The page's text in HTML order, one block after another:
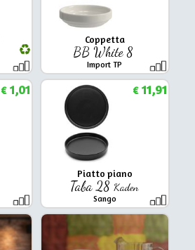
Coppetta
BB White 8
Import TP
€1,01
Piatto piano
Taba 28 Kaden
Sango
€11,91